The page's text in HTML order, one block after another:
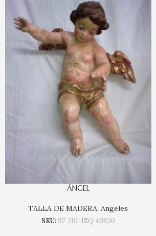
ÁNGEL
TALLA DE MADERA,Angeles
SKU: 97-201-IZQ 40X30